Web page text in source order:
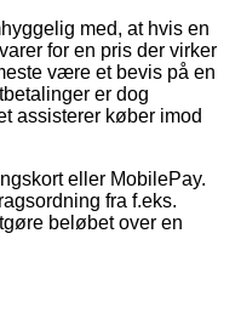
med, at hvis en
for en pris der virker
være et bevis på en
er dog
assisterer køber imod
eller MobilePay.
fra f.eks.
beløbet over en